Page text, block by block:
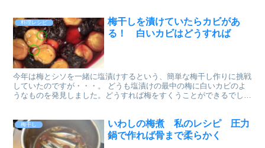
料理レシピ
梅干しを漬けていたらカビがあ
る！ 白いカビはどうすれば
今年は梅とシソを一緒に塩漬けするという、簡単な梅干し作りに挑戦
していたのですが・・・。 どうも塩漬けの最中の梅に白いカビのよ
うなものを発見しました。どうすれば梅をすくうことができるでしょ
梅干し
いわしの梅煮 私のレシピ 圧力
鍋で作れば骨まで柔らかく